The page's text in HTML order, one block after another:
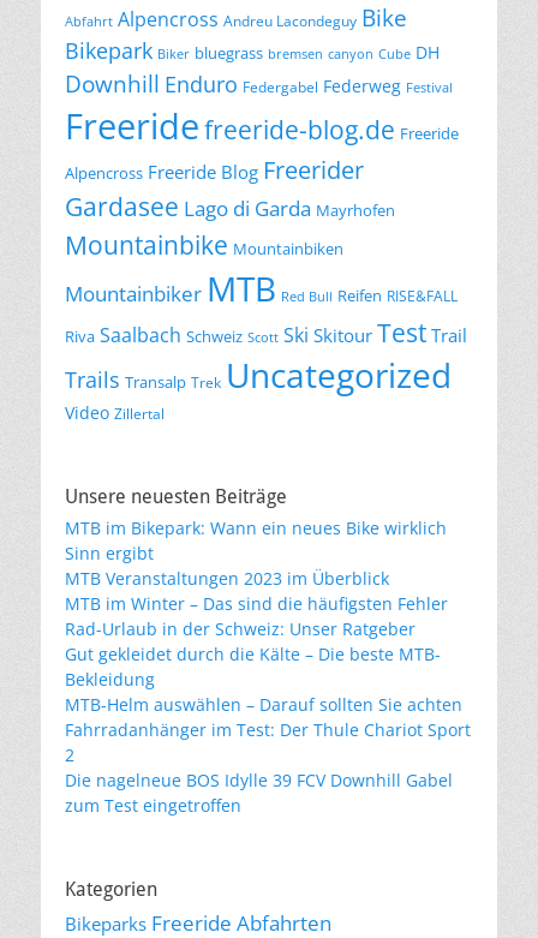
Abfahrt Alpencross Andreu Lacondeguy Bike
Bikepark Biker bluegrass bremsen canyon Cube DH
Downhill Enduro Federgabel Federweg Festival
Freeridefreeride-blog.de Freeride
Alpencross Freeride Blog Freerider
Gardasee Lago di Garda Mayrhofen
Mountainbike Mountainbiken
Mountainbiker MTB Red Bull Reifen RISE&FALL
Riva Saalbach Schweiz Scott Ski Skitour Test Trail
Trails Transalp Trek Uncategorized
Video Zillertal
Unsere neuesten Beiträge
MTB im Bikepark: Wann ein neues Bike wirklich
Sinn ergibt
MTB Veranstaltungen 2023 im Überblick
MTB im Winter – Das sind die häufigsten Fehler
Rad-Urlaub in der Schweiz: Unser Ratgeber
Gut gekleidet durch die Kälte – Die beste MTB-
Bekleidung
MTB-Helm auswählen – Darauf sollten Sie achten
Fahrradanhänger im Test: Der Thule Chariot Sport
2
Die nagelneue BOS Idylle 39 FCV Downhill Gabel
zum Test eingetroffen
Kategorien
Bikeparks Freeride Abfahrten